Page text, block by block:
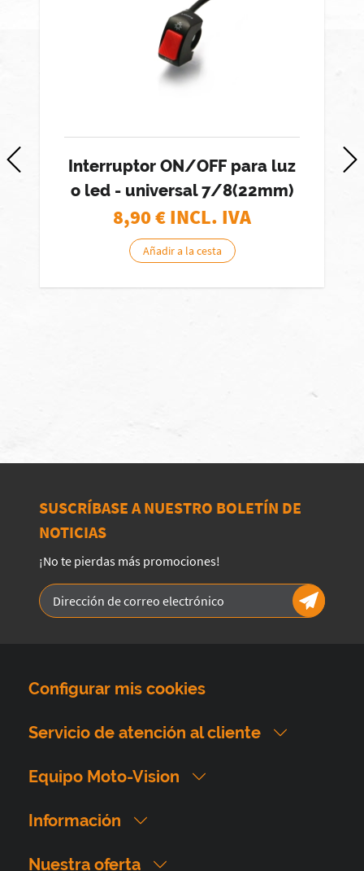
Interruptor ON/OFF para luz
o led - universal 7/8(22mm)
8,90€ INCL. IVA
Añadir a la cesta
SUSCRÍBASE A NUESTRO BOLETÍN DE
NOTICIAS
¡No te pierdas más promociones!
Configurar mis cookies
Servicio de atención al cliente
Equipo Moto-Vision
Información
Nuestra oferta